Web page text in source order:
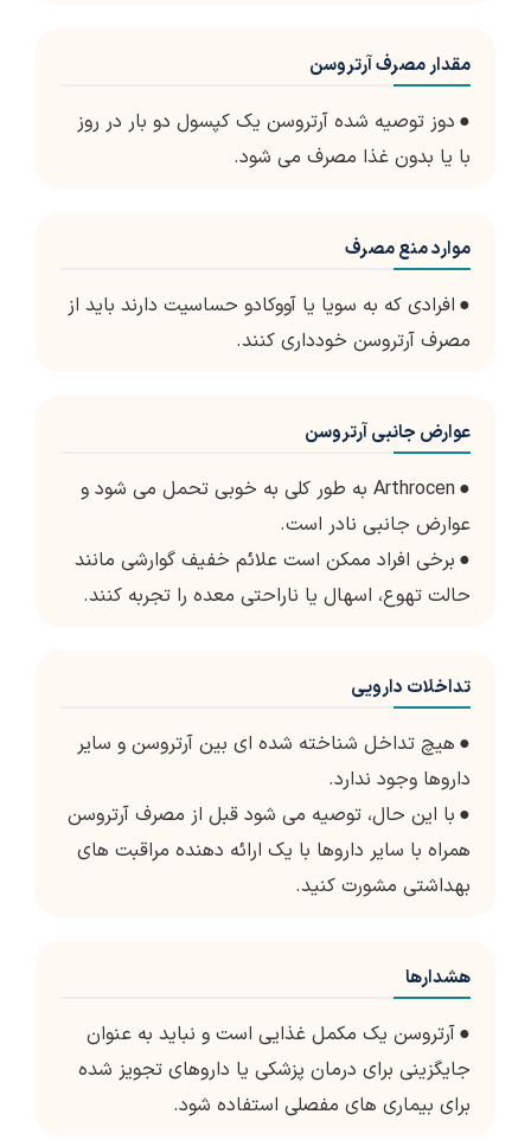
مقدار مصرف آرتروسن
● دوز توصیه شده آرتروسن یک کپسول دو بار در روز
با یا بدون غذا مصرف می شود.
موارد منع مصرف
● افرادی که به سویا یا آووکادو حساسیت دارند باید از
مصرف آرتروسن خودداری کنند.
عوارض جانبی آرتروسن
●
Arthrocen به طور کلی به خوبی تحمل می شود و
عوارض جانبی نادر است.
● برخی افراد ممکن است علائم خفیف گوارشی مانند
حالت تهوع، اسهال یا ناراحتی معده را تجربه کنند.
تداخلات دارویی
● هیچ تداخل شناخته شده ای بین آرتروسن و سایر
داروها وجود ندارد.
● با این حال، توصیه می شود قبل از مصرف آرتروسن
همراه با سایر داروها با یک ارائه دهنده مراقبت های
بهداشتی مشورت کنید.
هشدارها
●آرتروسن یک مکمل غذایی است و نباید به عنوان
جایگزینی برای درمان پزشکی یا داروهای تجویز شده
برای بیماری های مفصلی استفاده شود.